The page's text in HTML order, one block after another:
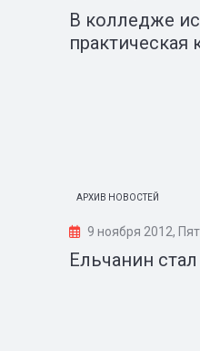
В колледже
практическая
АРХИВ НОВОСТЕЙ
9 ноября 2012,
Ельчанин